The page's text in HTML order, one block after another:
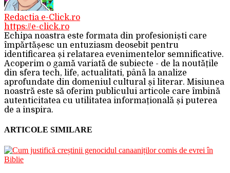
Redactia e-Click.ro
https://e-click.ro
Echipa noastra este formata din profesioniști care
împărtășesc un entuziasm deosebit pentru
identificarea și relatarea evenimentelor semnificative.
Acoperim o gamă variată de subiecte - de la noutățile
din sfera tech, life, actualitati, până la analize
aprofundate din domeniul cultural și literar. Misiunea
noastră este să oferim publicului articole care îmbină
autenticitatea cu utilitatea informațională și puterea
de a inspira.
ARTICOLE SIMILARE